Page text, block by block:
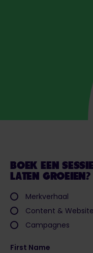
BOEK EEN
LATEN GROEIEN?
Merkverhaal
Content & Website
Campagnes
First Name